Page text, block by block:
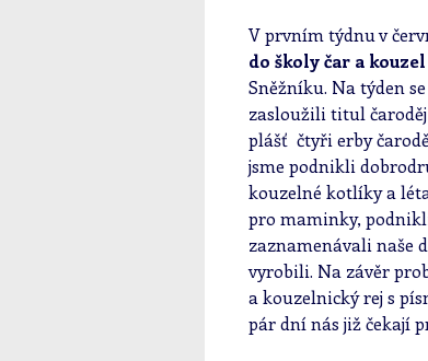
V prvním týdnu v
do školy čar a
Sněžníku. Na týden
zasloužili titul
plášť čtyři erby
jsme podnikli
kouzelné kotlíky a
pro maminky,
zaznamenávali naše
vyrobili. Na závěr
a kouzelnický rej s
pár dní nás již čekají